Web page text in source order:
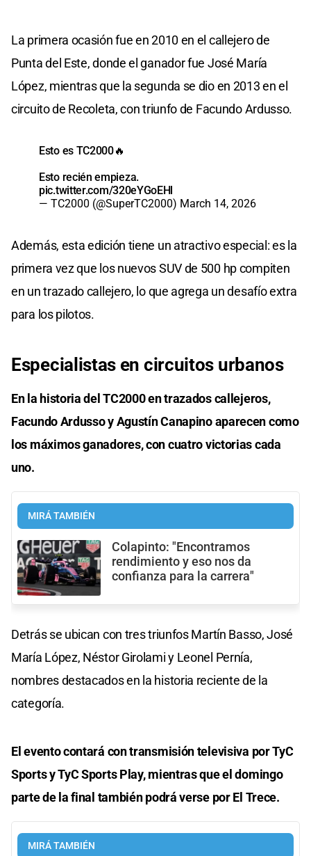
La primera ocasión fue en 2010 en el callejero de
Punta del Este, donde el ganador fue José María
López, mientras que la segunda se dio en 2013 en el
circuito de Recoleta, con triunfo de Facundo Ardusso.
Esto es TC2000🔥
Esto recién empieza.
pic.twitter.com/320eYGoEHl
— TC2000 (@SuperTC2000) March 14, 2026
Además, esta edición tiene un atractivo especial: es la
primera vez que los nuevos SUV de 500 hp compiten
en un trazado callejero, lo que agrega un desafío extra
para los pilotos.
Especialistas en circuitos urbanos
En la historia del TC2000 en trazados callejeros,
Facundo Ardusso y Agustín Canapino aparecen como
los máximos ganadores, con cuatro victorias cada
uno.
MIRÁ TAMBIÉN
Colapinto: "Encontramos
rendimiento y eso nos da
confianza para la carrera"
Detrás se ubican con tres triunfos Martín Basso, José
María López, Néstor Girolami y Leonel Pernía,
nombres destacados en la historia reciente de la
categoría.
El evento contará con transmisión televisiva por TyC
Sports y TyC Sports Play, mientras que el domingo
parte de la final también podrá verse por El Trece.
MIRÁ TAMBIÉN